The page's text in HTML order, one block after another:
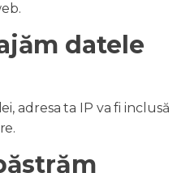
datele
adresa ta IP va fi inclusă